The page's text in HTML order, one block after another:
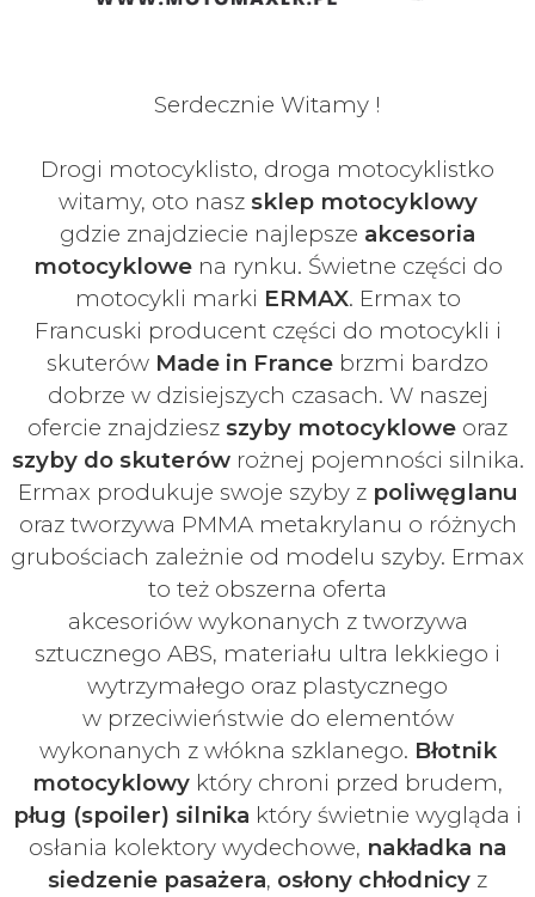
Serdecznie Witamy !
Drogi motocyklisto, droga motocyklistko
witamy, oto nasz sklep motocyklowy
gdzie znajdziecie najlepsze akcesoria
motocyklowena rynku. Świetne części do
motocykli marki ERMAX. Ermax to
Francuski producent części do motocykli i
skuterów Made in France brzmi bardzo
dobrze w dzisiejszych czasach. W naszej
ofercie znajdziesz szyby motocyklowe oraz
szyby do skuterówrożnej pojemności silnika.
Ermax produkuje swoje szyby z poliwęglanu
oraz tworzywa PMMA metakrylanu o różnych
grubościach zależnie od modelu szyby. Ermax
to też obszerna oferta
akcesoriów wykonanych z tworzywa
sztucznego ABS, materiału ultra lekkiego i
wytrzymałego oraz plastycznego
w przeciwieństwie do elementów
wykonanych z włókna szklanego. Błotnik
motocyklowy który chroni przed brudem,
pług (spoiler) silnika który świetnie wygląda i
osłania kolektory wydechowe, nakładka na
siedzenie pasażera, osłony chłodnicy z